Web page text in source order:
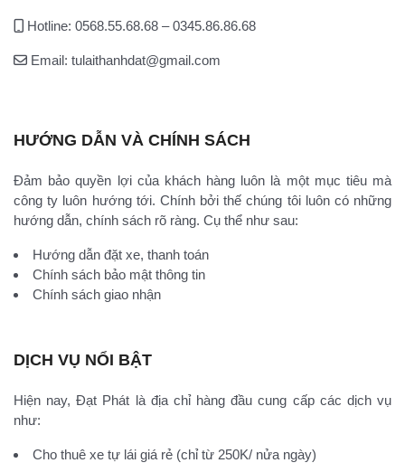
Hotline: 0568.55.68.68 – 0345.86.86.68
Email: tulaithanhdat@gmail.com
HƯỚNG DẪN VÀ CHÍNH SÁCH
Đảm bảo quyền lợi của khách hàng luôn là một mục tiêu mà
công ty luôn hướng tới. Chính bởi thế chúng tôi luôn có những
hướng dẫn, chính sách rõ ràng. Cụ thể như sau:
Hướng dẫn đặt xe, thanh toán
Chính sách bảo mật thông tin
Chính sách giao nhận
DỊCH VỤ NỔI BẬT
Hiện nay, Đạt Phát là địa chỉ hàng đầu cung cấp các dịch vụ
như:
Cho thuê xe tự lái giá rẻ (chỉ từ 250K/ nửa ngày)